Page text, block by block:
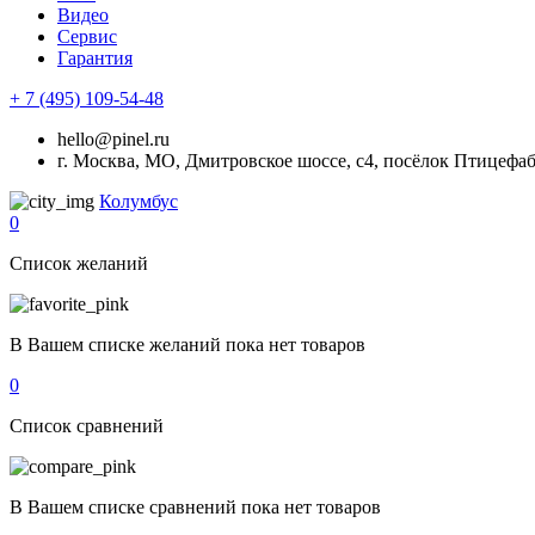
Видео
Сервис
Гарантия
+ 7 (495) 109-54-48
hello@pinel.ru
г. Москва, МО, Дмитровское шоссе, с4, посёлок
Колумбус
0
Список желаний
В Вашем списке желаний пока нет товаров
0
Список сравнений
В Вашем списке сравнений пока нет товаров